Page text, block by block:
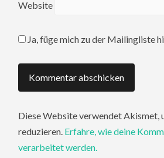
Website
Ja, füge mich zu der Mailingliste
Diese Website verwendet Akismet,
reduzieren. Erfahre, wie deine
verarbeitet werden.